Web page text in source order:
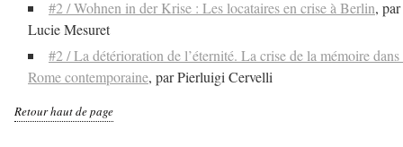
#2 / Wohnen in der Krise : Les locataires en crise à Berlin, par
Lucie Mesuret
#2 / La détérioration de l’éternité. La crise de la mémoire dans
Rome contemporaine, par Pierluigi Cervelli
Retour haut de page